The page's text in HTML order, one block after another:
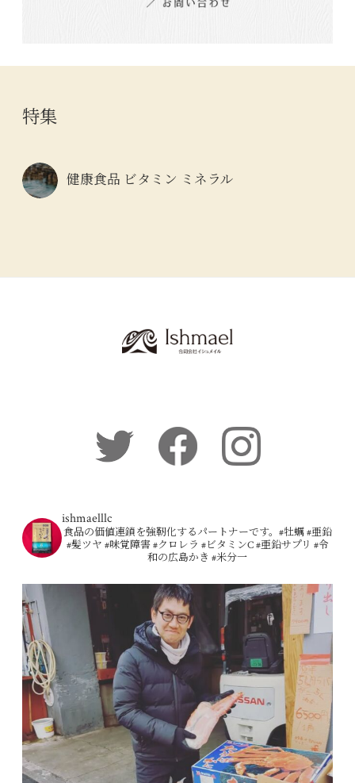
特集
健康食品 ビタミン ミネラル
ishmaelllc
食品の価値連鎖を強靭化するパートナーです。#牡蠣 #亜鉛
#髪ツヤ #味覚障害 #クロレラ #ビタミンC #亜鉛サプリ #令
和の広島かき #米分一